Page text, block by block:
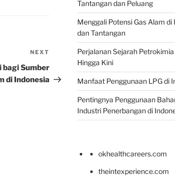
Post
NEXT
bagi Sumber
di Indonesia
Tantangan dan Peluang
Menggali Potensi Gas Alam di
dan Tantangan
Perjalanan Sejarah
Hingga Kini
Manfaat Penggunaan LPG di
Pentingnya Penggunaan
Industri Penerbangan di
okhealthcareers.com
theintexperience.com